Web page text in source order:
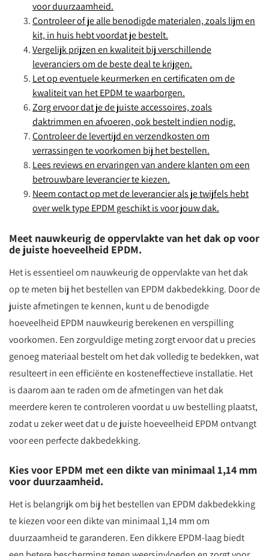
voor duurzaamheid.
Controleer of je alle benodigde materialen, zoals lijm en
kit, in huis hebt voordat je bestelt.
Vergelijk prijzen en kwaliteit bij verschillende
leveranciers om de beste deal te krijgen.
Let op eventuele keurmerken en certificaten om de
kwaliteit van het EPDM te waarborgen.
Zorg ervoor dat je de juiste accessoires, zoals
daktrimmen en afvoeren, ook bestelt indien nodig.
Controleer de levertijd en verzendkosten om
verrassingen te voorkomen bij het bestellen.
Lees reviews en ervaringen van andere klanten om een
betrouwbare leverancier te kiezen.
Neem contact op met de leverancier als je twijfels hebt
over welk type EPDM geschikt is voor jouw dak.
Meet nauwkeurig de oppervlakte van het dak op voor
de juiste hoeveelheid EPDM.
Het is essentieel om nauwkeurig de oppervlakte van het dak
op te meten bij het bestellen van EPDM dakbedekking. Door de
juiste afmetingen te kennen, kunt u de benodigde
hoeveelheid EPDM nauwkeurig berekenen en verspilling
voorkomen. Een zorgvuldige meting zorgt ervoor dat u precies
genoeg materiaal bestelt om het dak volledig te bedekken, wat
resulteert in een efficiënte en kosteneffectieve installatie. Het
is daarom aan te raden om de afmetingen van het dak
meerdere keren te controleren voordat u uw bestelling plaatst,
zodat u zeker weet dat u de juiste hoeveelheid EPDM ontvangt
voor een perfecte dakbedekking.
Kies voor EPDM met een dikte van minimaal 1,14 mm
voor duurzaamheid.
Het is belangrijk om bij het bestellen van EPDM dakbedekking
te kiezen voor een dikte van minimaal 1,14 mm om
duurzaamheid te garanderen. Een dikkere EPDM-laag biedt